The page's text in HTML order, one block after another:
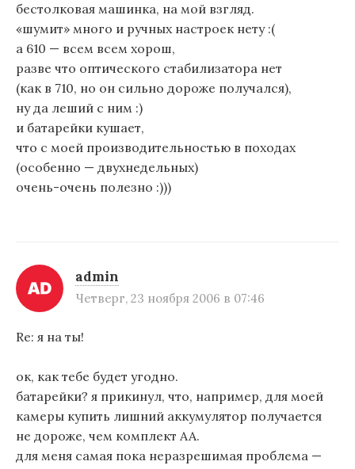
бестолковая машинка, на мой взгляд.
«шумит» много и ручных настроек нету :(
а 610 — всем всем хорош,
разве что оптического стабилизатора нет
(как в 710, но он сильно дороже получался),
ну да леший с ним :)
и батарейки кушает,
что с моей производительностью в походах
(особенно — двухнедельных)
очень-очень полезно :)))
admin
Четверг, 23 ноября 2006 в 07:46
Re: я на ты!
ок, как тебе будет угодно.
батарейки? я прикинул, что, например, для моей
камеры купить лишний аккумулятор получается
не дороже, чем комплект АА.
для меня самая пока неразрешимая проблема —